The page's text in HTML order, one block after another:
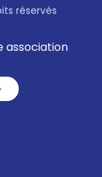
réservés
association